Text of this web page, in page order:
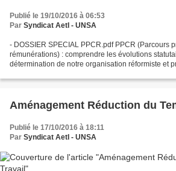
Publié le 19/10/2016 à 06:53
Par Syndicat AetI - UNSA
- DOSSIER SPECIAL PPCR.pdf PPCR (Parcours
rémunérations) : comprendre les évolutions
détermination de notre organisation réformiste et
Aménagement Réduction du
Publié le 17/10/2016 à 18:11
Par Syndicat AetI - UNSA